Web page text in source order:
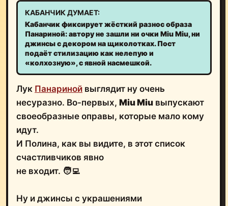
КАБАНЧИК ДУМАЕТ:
Кабанчик фиксирует жёсткий разнос образа
Панариной: автору не зашли ни очки Miu Miu, ни
джинсы с декором на щиколотках. Пост
подаёт стилизацию как нелепую и
«колхозную», с явной насмешкой.
Лук Панариной выглядит ну очень
несуразно. Во-первых, Miu Miu выпускают
своеобразные оправы, которые мало кому
идут.
И Полина, как вы видите, в этот список
счастливчиков явно
не входит. 🧑‍💻
Ну и джинсы с украшениями